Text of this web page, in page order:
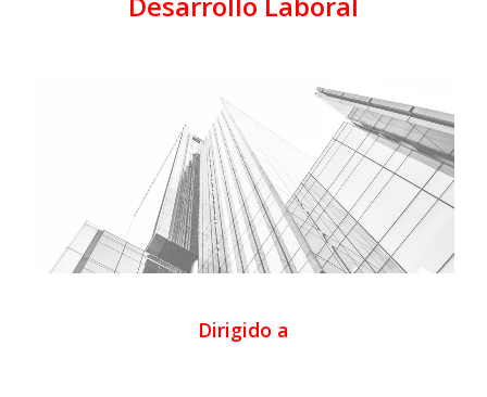
Dirigido a